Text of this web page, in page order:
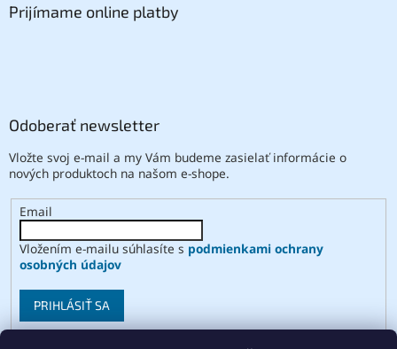
Prijímame online platby
Odoberať newsletter
Vložte svoj e-mail a my Vám budeme zasielať informácie o
nových produktoch na našom e-shope.
Email
Vložením e-mailu súhlasíte s podmienkami ochrany
osobných údajov
PRIHLÁSIŤ SA